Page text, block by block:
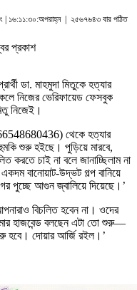
| ১৬:১১:৩০:অপরাহ্ন | ২৫৬৭৬৪৩ বার পঠিত
ডা. মাহমুদা মিতুকে হত্যার
নিজের ভেরিফায়েড ফেসবুক
নিজেই।
থেকে হত্যার
শুরু হইছে। পুড়িয়ে মারবে,
করতে চাই না বলে জানাচ্ছিলাম না
বানোয়াট-উদ্ভট গল্প বানিয়ে
পুচ্ছে আগুন জ্বালিয়ে দিয়েছে।’
বিচলিত হবেন না। ওদের
হাজবেন্ড বলছেন এটা তো শুরু—
দোয়ার আর্জি রইল।’